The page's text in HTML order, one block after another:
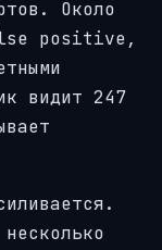
Около
positive,
видит 247